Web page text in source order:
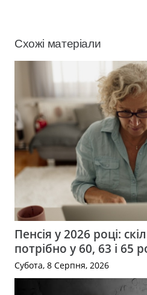
Схожі матеріали
Пенсія у 2026 році:
потрібно у 60, 63 і 65
Субота, 8 Серпня, 2026